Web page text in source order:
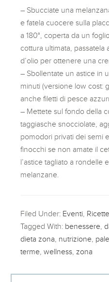
– Sbucciate una
e fatela cuocere sulla
a 180°, coperta da un
cottura ultimata,
d’olio per ottenere una
– Sbollentate un astice in
minuti (versione low cost:
anche filetti di pesce
– Mettete sul fondo della
taggiasche snocciolate,
pomodori privati dei semi
finocchi se non amate il
l’astice tagliato a rondelle
melanzane.
Filed Under: Eventi Ricette
Tagged With: benessere
dieta zona nutrizione
terme ,wellness zona